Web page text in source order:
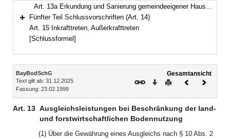
Art. 13a Erkundung und Sanierung gemeindeeigener Hausmülldeponien
Bereich erweitern
Fünfter Teil Schlussvorschriften (Art. 14)
Art. 15 Inkrafttreten, Außerkrafttreten
[Schlussformel]
Inhalt
BayBodSchG
Text gilt ab: 31.12.2025
Fassung: 23.02.1999
Gesamtansicht
Download
DruckenVorheriges
Art. 13 Ausgleichsleistungen bei Beschränkung der land-
und forstwirtschaftlichen Bodennutzung
(1) Über die Gewährung eines Ausgleichs nach § 10 Abs. 2